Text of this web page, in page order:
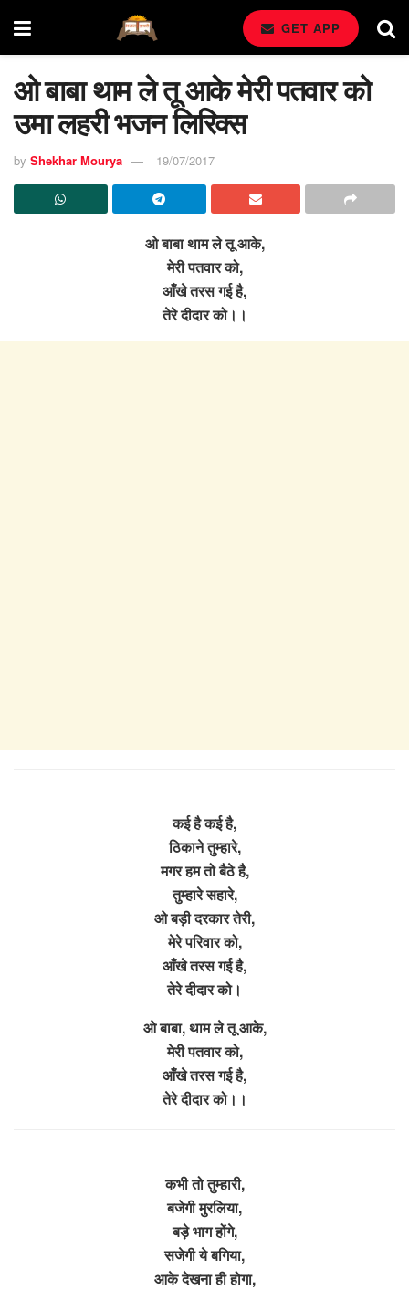
GET APP
ओ बाबा थाम ले तू आके मेरी पतवार को
उमा लहरी भजन लिरिक्स
by Shekhar Mourya 19/07/2017
ओ बाबा थाम ले तू आके,
मेरी पतवार को,
आँखे तरस गई है,
तेरे दीदार को।।
कई है कई है,
ठिकाने तुम्हारे,
मगर हम तो बैठे है,
तुम्हारे सहारे,
ओ बड़ी दरकार तेरी,
मेरे परिवार को,
आँखे तरस गई है,
तेरे दीदार को।
ओ बाबा, थाम ले तू आके,
मेरी पतवार को,
आँखे तरस गई है,
तेरे दीदार को।।
कभी तो तुम्हारी,
बजेगी मुरलिया,
बड़े भाग होंगे,
सजेगी ये बगिया,
आके देखना ही होगा,